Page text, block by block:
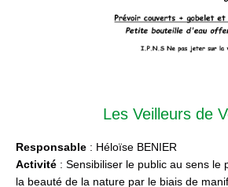
Les Veilleurs de
Responsable : Héloïse BENIER
Activité : Sensibiliser le public au sens le
la beauté de la nature par le biais de